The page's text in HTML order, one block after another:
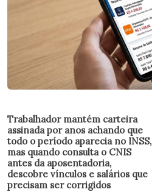
Trabalhador mantém carteira
assinada por anos achando que
todo o período aparecia no INSS,
mas quando consulta o CNIS
antes da aposentadoria,
descobre vínculos e salários que
precisam ser corrigidos